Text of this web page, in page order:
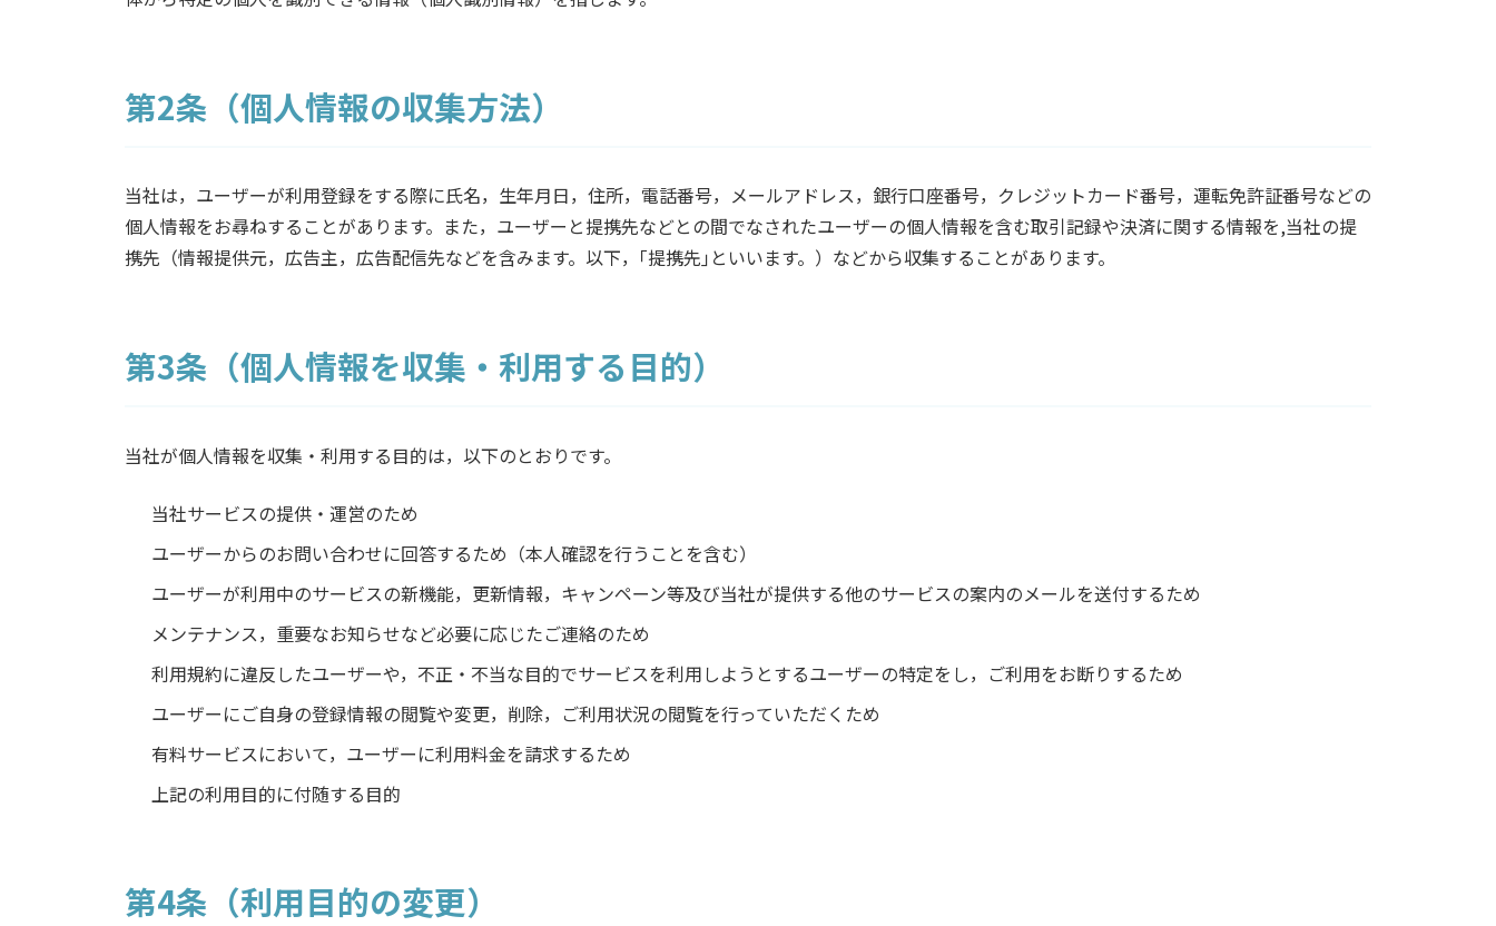
第2条（個人情報の収集方法）
当社は，ユーザーが利用登録をする際に氏名，生年月日，住所，電話番号，メールアドレス，銀行口座番号，クレジットカード番号，運転免許証番号などの
個人情報をお尋ねすることがあります。また，ユーザーと提携先などとの間でなされたユーザーの個人情報を含む取引記録や決済に関する情報を,当社の提
携先（情報提供元，広告主，広告配信先などを含みます。以下，｢提携先｣といいます。）などから収集することがあります。
第3条（個人情報を収集・利用する目的）
当社が個人情報を収集・利用する目的は，以下のとおりです。
当社サービスの提供・運営のため
ユーザーからのお問い合わせに回答するため（本人確認を行うことを含む）
ユーザーが利用中のサービスの新機能，更新情報，キャンペーン等及び当社が提供する他のサービスの案内のメールを送付するため
メンテナンス，重要なお知らせなど必要に応じたご連絡のため
利用規約に違反したユーザーや，不正・不当な目的でサービスを利用しようとするユーザーの特定をし，ご利用をお断りするため
ユーザーにご自身の登録情報の閲覧や変更，削除，ご利用状況の閲覧を行っていただくため
有料サービスにおいて，ユーザーに利用料金を請求するため
上記の利用目的に付随する目的
第4条（利用目的の変更）